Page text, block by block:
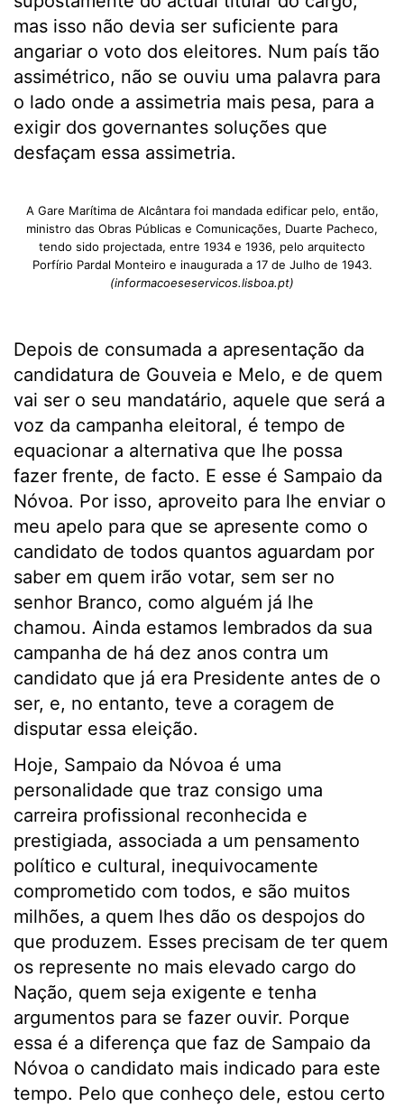
mas isso não devia ser suficiente para
angariar o voto dos eleitores. Num país tão
assimétrico, não se ouviu uma palavra para
o lado onde a assimetria mais pesa, para a
exigir dos governantes soluções que
desfaçam essa assimetria.
A Gare Marítima de Alcântara foi mandada edificar pelo, então,
ministro das Obras Públicas e Comunicações, Duarte Pacheco,
tendo sido projectada, entre 1934 e 1936, pelo arquitecto
Porfírio Pardal Monteiro e inaugurada a 17 de Julho de 1943.
(informacoeseservicos.lisboa.pt)
Depois de consumada a apresentação da
candidatura de Gouveia e Melo, e de quem
vai ser o seu mandatário, aquele que será a
voz da campanha eleitoral, é tempo de
equacionar a alternativa que lhe possa
fazer frente, de facto. E esse é Sampaio da
Nóvoa. Por isso, aproveito para lhe enviar o
meu apelo para que se apresente como o
candidato de todos quantos aguardam por
saber em quem irão votar, sem ser no
senhor Branco, como alguém já lhe
chamou. Ainda estamos lembrados da sua
campanha de há dez anos contra um
candidato que já era Presidente antes de o
ser, e, no entanto, teve a coragem de
disputar essa eleição.
Hoje, Sampaio da Nóvoa é uma
personalidade que traz consigo uma
carreira profissional reconhecida e
prestigiada, associada a um pensamento
político e cultural, inequivocamente
comprometido com todos, e são muitos
milhões, a quem lhes dão os despojos do
que produzem. Esses precisam de ter quem
os represente no mais elevado cargo do
Nação, quem seja exigente e tenha
argumentos para se fazer ouvir. Porque
essa é a diferença que faz de Sampaio da
Nóvoa o candidato mais indicado para este
tempo. Pelo que conheço dele, estou certo